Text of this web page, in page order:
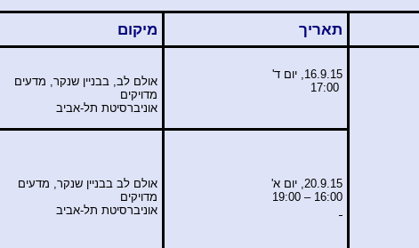
מיקום תאריך
אולם לב, בבניין שנקר, מדעים
מדויקים
אוניברסיטת תל-אביב
16.9.15, יום ד'
17:00
אולם לב בבניין שנקר, מדעים
מדויקים
אוניברסיטת תל-אביב
20.9.15, יום א'
16:00 – 19:00